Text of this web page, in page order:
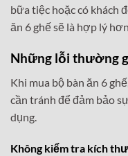
bữa tiệc hoặc có khách
ăn 6 ghế sẽ là hợp lý
Những lỗi thường
Khi mua bộ bàn ăn 6
cần tránh để đảm bảo
dụng.
Không kiểm tra kích